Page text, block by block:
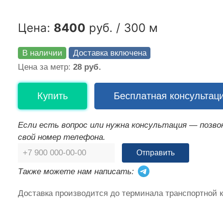
Цена: 8400 руб. / 300 м
В наличии
Доставка включена
Цена за метр: 28 руб.
Купить Бесплатная
Если есть вопрос или нужна консультация —
свой номер телефона.
Отправить
Также можете нам написать:
Доставка производится до терминала транспортной